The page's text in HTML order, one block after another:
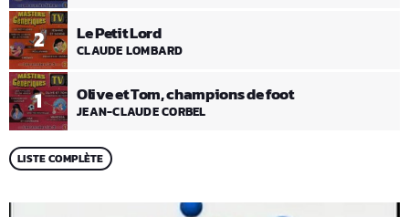
1 Olive et Tom, champions de foot
JEAN-CLAUDE CORBEL
2 Le Petit Lord
CLAUDE LOMBARD
LISTE COMPLÈTE